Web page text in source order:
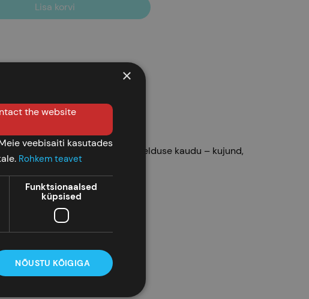
Lisa korvi
see kujuneb peegli peegelduse kaudu – kujund,
×
the website
veebisaiti kasutades
Rohkem teavet
Funktsionaalsed
küpsised
NÕUSTU KÕIGIGA